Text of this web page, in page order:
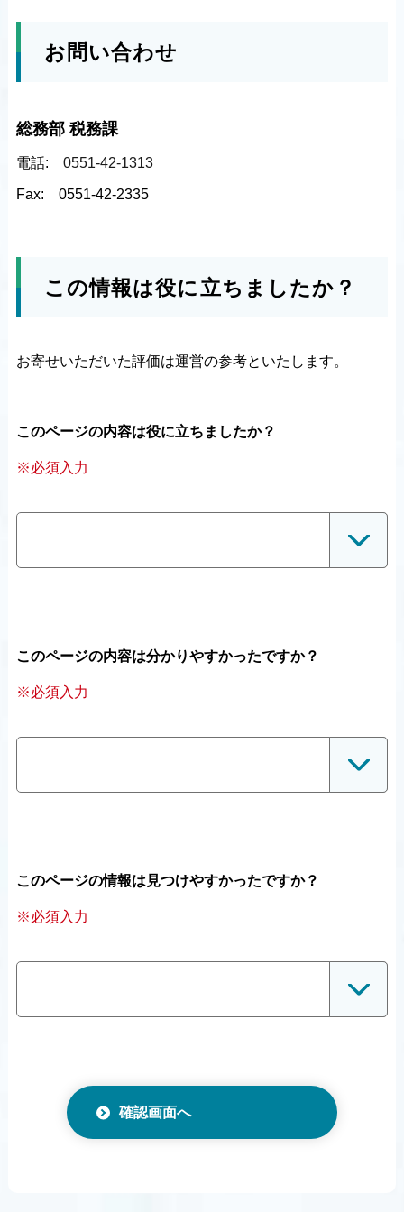
お問い合わせ
総務部 税務課
電話: 0551-42-1313
Fax: 0551-42-2335
この情報は役に立ちましたか？
お寄せいただいた評価は運営の参考といたします。
このページの内容は役に立ちましたか？
※必須入力
このページの内容は分かりやすかったですか？
※必須入力
このページの情報は見つけやすかったですか？
※必須入力